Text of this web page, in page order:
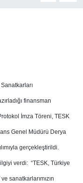
finansman
İmza Töreni, TESK
Genel Müdürü Derya
gerçekleştirildi.
verdi: “TESK, Türkiye
sanatkarlarımızın